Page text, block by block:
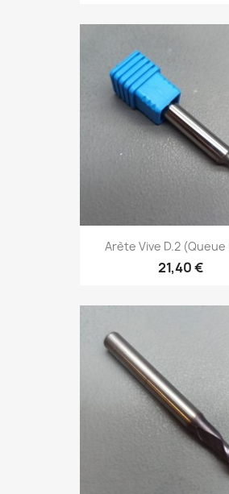
Arète Vive D.2 (Queue
21,40 €